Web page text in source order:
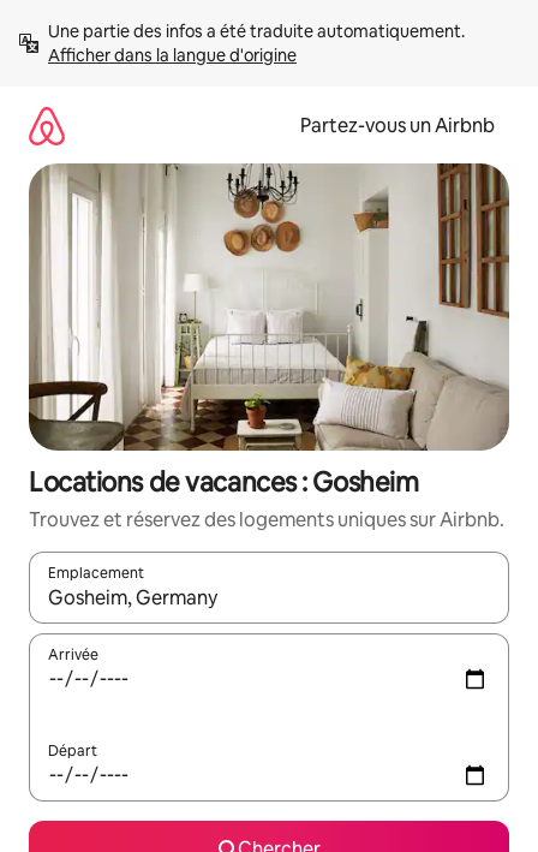
directement
Afficher dans la langue d'origine
Partez-vous un Airbnb
Locations de vacances : Gosheim
Trouvez et réservez des logements uniques sur Airbnb.
Emplacement
Quand les résultats sont affichés, parcourez-les en utilisant
Arrivée
Départ